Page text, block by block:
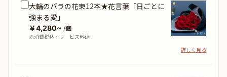
大輪のバラの花束12本★花言葉「日ごとに
強まる愛」
￥4,280~ /個
※消費税込・サービス料込
詳しく見る